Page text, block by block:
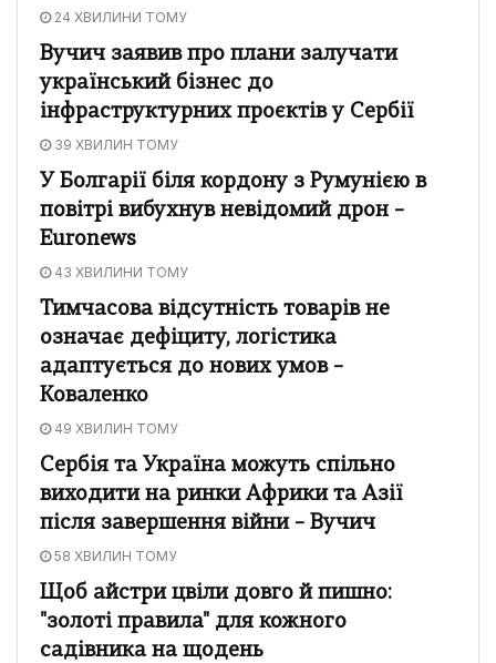
24 ХВИЛИНИ ТОМУ
Вучич заявив про плани залучати
український бізнес до
інфраструктурних проєктів у Сербії
39 ХВИЛИН ТОМУ
У Болгарії біля кордону з Румунією в
повітрі вибухнув невідомий дрон –
Euronews
43 ХВИЛИНИ ТОМУ
Тимчасова відсутність товарів не
означає дефіциту, логістика
адаптується до нових умов –
Коваленко
49 ХВИЛИН ТОМУ
Сербія та Україна можуть спільно
виходити на ринки Африки та Азії
після завершення війни – Вучич
58 ХВИЛИН ТОМУ
Щоб айстри цвіли довго й пишно:
"золоті правила" для кожного
садівника на щодень